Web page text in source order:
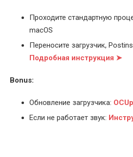
Проходите стандартную
macOS
Переносите загрузчик,
Подробная инструкция ➤
Bonus:
Обновление загрузчика:
Если не работает звук: